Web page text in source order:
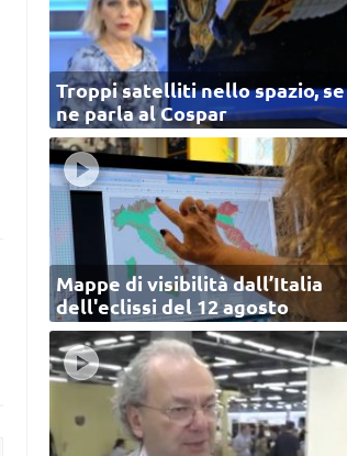
Troppi satelliti nello spazio, se
ne parla al Cospar
Mappe di visibilità dall’Italia
dell'eclissi del 12 agosto